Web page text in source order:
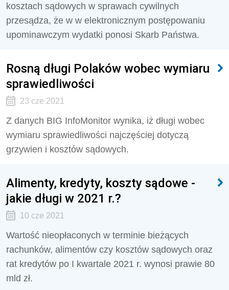
kosztach sądowych w sprawach cywilnych
przesądza, że w w elektronicznym postępowaniu
upominawczym wydatki ponosi Skarb Państwa.
Rosną długi Polaków wobec wymiaru
sprawiedliwości
23 cze 2021
Z danych BIG InfoMonitor wynika, iż długi wobec
wymiaru sprawiedliwości najczęściej dotyczą
grzywien i kosztów sądowych.
Alimenty, kredyty, koszty sądowe -
jakie długi w 2021 r.?
10 cze 2021
Wartość nieopłaconych w terminie bieżących
rachunków, alimentów czy kosztów sądowych oraz
rat kredytów po I kwartale 2021 r. wynosi prawie 80
mld zł.